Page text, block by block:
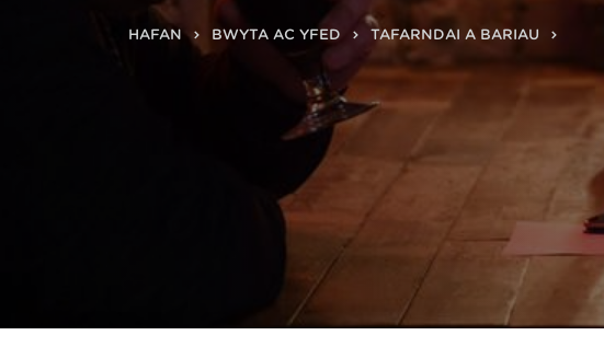
HAFAN BWYTA AC YFED TAFARNDAI A BARIAU